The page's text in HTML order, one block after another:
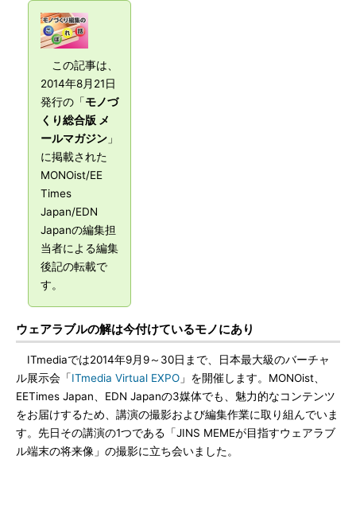
この記事は、
2014年8月21日
発行の「モノづ
くり総合版 メ
ールマガジン 」
に掲載された
MONOist/EE
Times
Japan/EDN
Japanの編集担
当者による編集
後記の転載で
す。
ウェアラブルの解は今付けているモノにあり
ITmediaでは2014年9月9～30日まで、日本最大級のバーチャ
ル展示会「ITmedia Virtual EXPO 」を開催します。MONOist、
EETimes Japan、EDN Japanの3媒体でも、魅力的なコンテンツ
をお届けするため、講演の撮影および編集作業に取り組んでいま
す。先日その講演の1つである「JINS MEMEが目指すウェアラブ
ル端末の将来像」の撮影に立ち会いました。